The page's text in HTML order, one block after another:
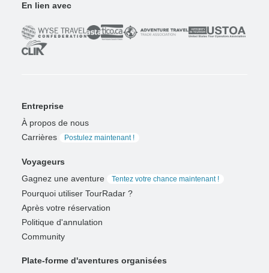
En lien avec
Entreprise
À propos de nous
Carrières
Postulez maintenant !
Voyageurs
Gagnez une aventure
Tentez votre chance maintenant !
Pourquoi utiliser TourRadar ?
Après votre réservation
Politique d'annulation
Community
Plate-forme d'aventures organisées